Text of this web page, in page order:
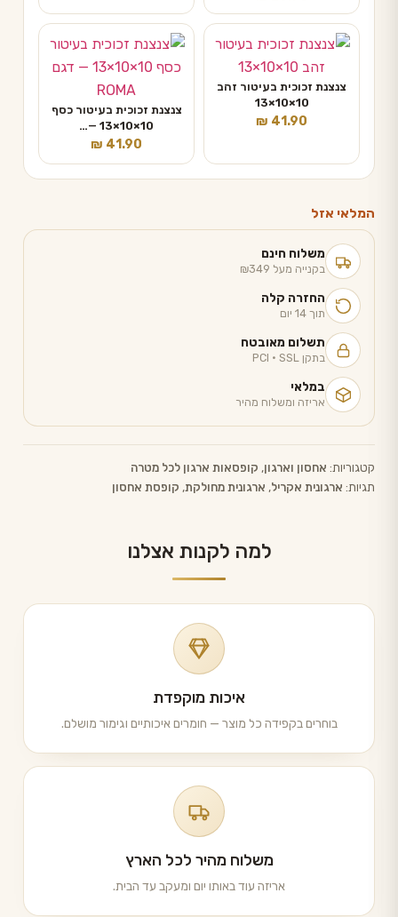
צנצנת זכוכית בעיטור זהב
10×10×13
₪ 41.90
צנצנת זכוכית בעיטור כסף
10×10×13 —…
₪ 41.90
המלאי אזל
משלוח חינם
בקנייה מעל ₪349
החזרה קלה
תוך 14 יום
תשלום מאובטח
בתקן PCI · SSL
במלאי
אריזה ומשלוח מהיר
קטגוריות: אחסון וארגון, קופסאות ארגון לכל מטרה
תגיות: ארגונית אקריל, ארגונית מחולקת, קופסת אחסון
למה לקנות אצלנו
איכות מוקפדת
בוחרים בקפידה כל מוצר — חומרים איכותיים וגימור מושלם.
משלוח מהיר לכל הארץ
אריזה עוד באותו יום ומעקב עד הבית.